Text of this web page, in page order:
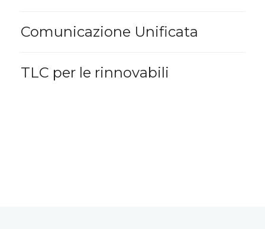
Comunicazione Unificata
TLC per le rinnovabili